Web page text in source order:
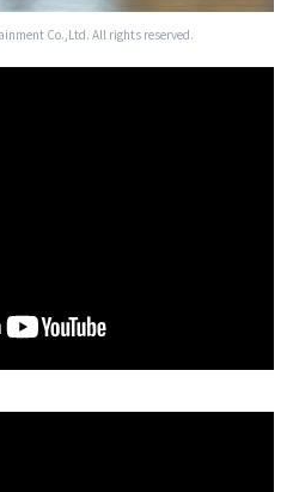
Co.,Ltd. All rights reserved.